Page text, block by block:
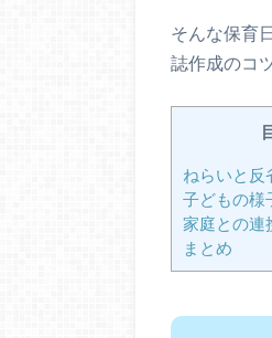
そんな保育
誌作成のコ
ねらいと反
子どもの様
家庭との連
まとめ